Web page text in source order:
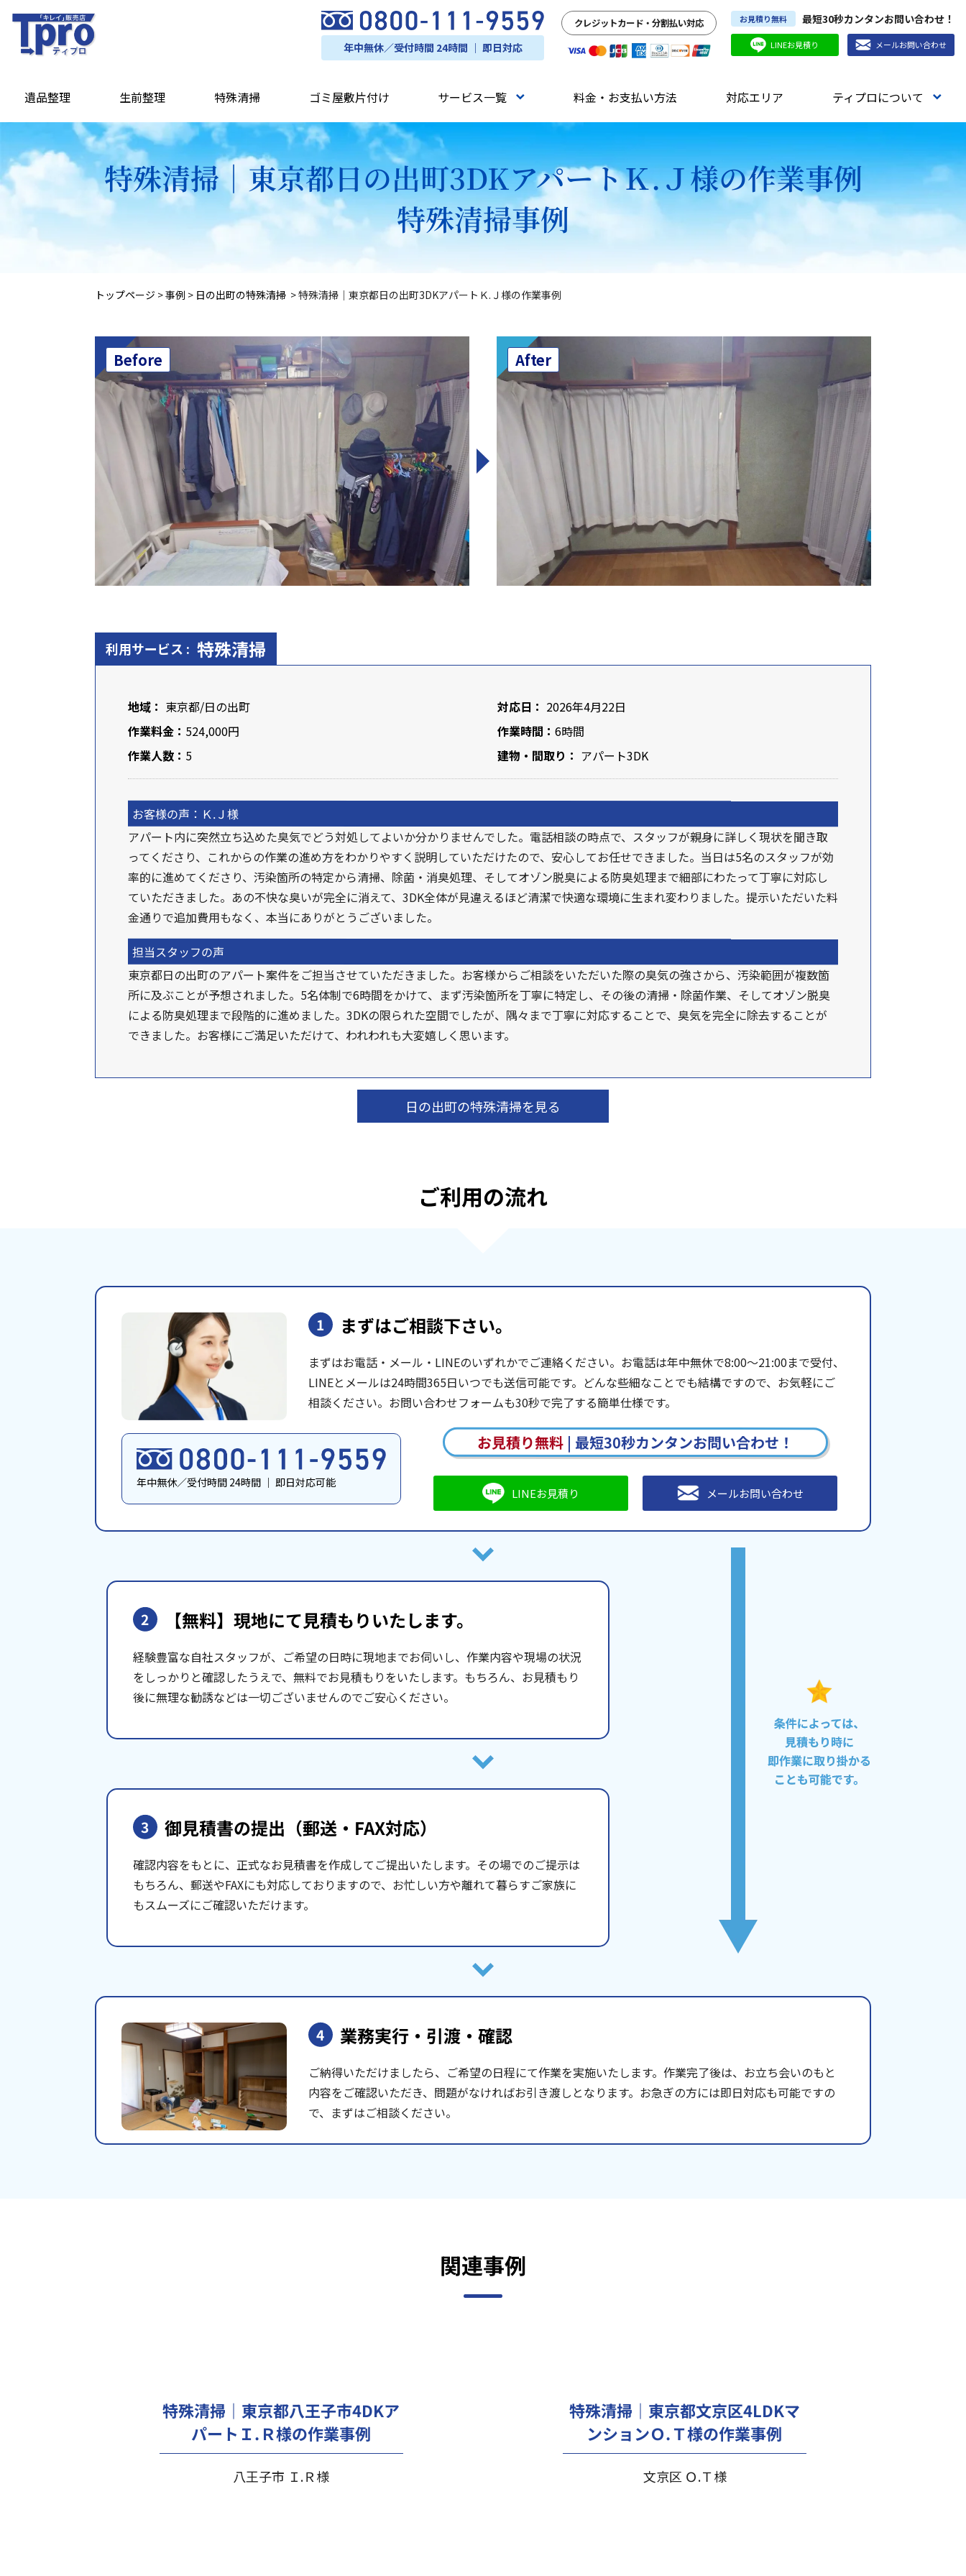
年中無休／受付時間 24時間 ｜ 即日対応
クレジットカード・分割払い対応 お見積り無料 最短30秒カンタンお問い合わせ！
LINEお見積り メールお問い合わせ
遺品整理 生前整理 特殊清掃 ゴミ屋敷片付け サービス一覧 料金・お支払い方法 対応エリア ティプロについて
特殊清掃｜東京都日の出町3DKアパートＫ.Ｊ様の作業事例
特殊清掃事例
トップページ >事例 > 日の出町の特殊清掃 >特殊清掃｜東京都日の出町3DKアパートＫ.Ｊ様の作業事例
Before After
利用サービス : 特殊清掃
地域： 東京都/日の出町
作業料金： 524,000円
作業人数： 5
対応日： 2026年4月22日
作業時間： 6時間
建物・間取り： アパート3DK
お客様の声：Ｋ.Ｊ様
アパート内に突然立ち込めた臭気でどう対処してよいか分かりませんでした。電話相談の時点で、スタッフが親身に詳しく現状を聞き取
ってくださり、これからの作業の進め方をわかりやすく説明していただけたので、安心してお任せできました。当日は5名のスタッフが効
率的に進めてくださり、汚染箇所の特定から清掃、除菌・消臭処理、そしてオゾン脱臭による防臭処理まで細部にわたって丁寧に対応し
ていただきました。あの不快な臭いが完全に消えて、3DK全体が見違えるほど清潔で快適な環境に生まれ変わりました。提示いただいた料
金通りで追加費用もなく、本当にありがとうございました。
担当スタッフの声
東京都日の出町のアパート案件をご担当させていただきました。お客様からご相談をいただいた際の臭気の強さから、汚染範囲が複数箇
所に及ぶことが予想されました。5名体制で6時間をかけて、まず汚染箇所を丁寧に特定し、その後の清掃・除菌作業、そしてオゾン脱臭
による防臭処理まで段階的に進めました。3DKの限られた空間でしたが、隅々まで丁寧に対応することで、臭気を完全に除去することが
できました。お客様にご満足いただけて、われわれも大変嬉しく思います。
日の出町の特殊清掃を見る
ご利用の流れ
1 まずはご相談下さい。
まずはお電話・メール・LINEのいずれかでご連絡ください。お電話は年中無休で8:00〜21:00まで受付、
LINEとメールは24時間365日いつでも送信可能です。どんな些細なことでも結構ですので、お気軽にご
相談ください。お問い合わせフォームも30秒で完了する簡単仕様です。
年中無休／受付時間 24時間 ｜ 即日対応可能
お見積り無料| 最短30秒カンタンお問い合わせ！
LINEお見積り メールお問い合わせ
2 【無料】現地にて見積もりいたします。
経験豊富な自社スタッフが、ご希望の日時に現地までお伺いし、作業内容や現場の状況
をしっかりと確認したうえで、無料でお見積もりをいたします。もちろん、お見積もり
後に無理な勧誘などは一切ございませんのでご安心ください。
3 御見積書の提出 （郵送・FAX対応）
確認内容をもとに、正式なお見積書を作成してご提出いたします。その場でのご提示は
もちろん、郵送やFAXにも対応しておりますので、お忙しい方や離れて暮らすご家族に
もスムーズにご確認いただけます。
4 業務実行・引渡・確認
ご納得いただけましたら、ご希望の日程にて作業を実施いたします。作業完了後は、お立ち会いのもと
内容をご確認いただき、問題がなければお引き渡しとなります。お急ぎの方には即日対応も可能ですの
で、まずはご相談ください。
関連事例
特殊清掃｜東京都八王子市4DKア
パートＩ.Ｒ様の作業事例
八王子市 Ｉ.Ｒ様
特殊清掃｜東京都文京区4LDKマ
ンションＯ.Ｔ様の作業事例
文京区 Ｏ.Ｔ様